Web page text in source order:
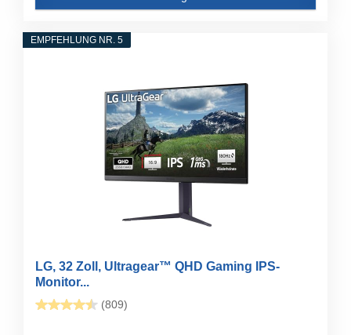
EMPFEHLUNG NR. 5
LG, 32 Zoll, Ultragear™ QHD Gaming IPS-
Monitor...
(809)